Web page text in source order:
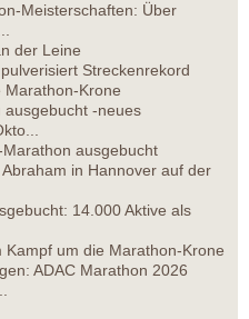
Meisterschaften: Über
der Leine
Streckenrekord
Marathon-Krone
ausgebucht -neues
ausgebucht
in Hannover auf der
14.000 Aktive als
Kampf um die Marathon-Krone
ADAC Marathon 2026